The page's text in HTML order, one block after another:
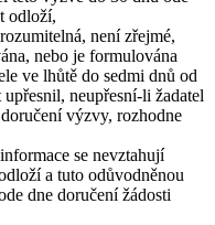
odloží,
není zřejmé,
nebo je formulována
ve lhůtě do sedmi dnů od
neupřesní-li žadatel
výzvy, rozhodne
se nevztahují
a tuto odůvodněnou
dne doručení žádosti